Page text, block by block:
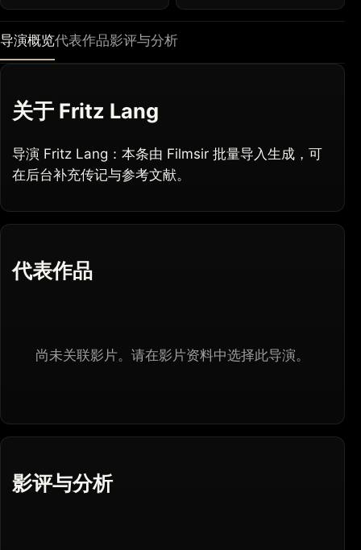
导演概览代表作品影评与分析
关于 Fritz Lang
导演 Fritz Lang：本条由 Filmsir 批量导入生成，可
在后台补充传记与参考文献。
代表作品
尚未关联影片。请在影片资料中选择此导演。
影评与分析